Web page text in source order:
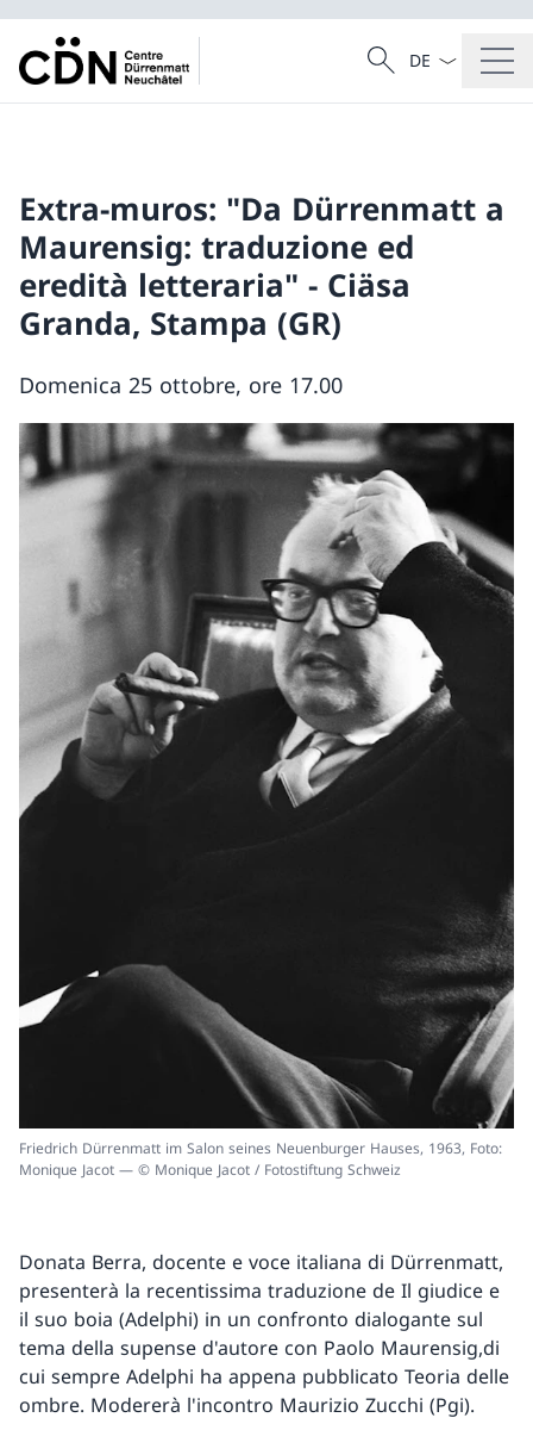
Recherche
Recherche
La langue
Extra-muros: "Da Dürrenmatt a
Maurensig: traduzione ed
eredità letteraria" - Ciäsa
Granda, Stampa (GR)
Domenica 25 ottobre, ore 17.00
Friedrich Dürrenmatt im Salon seines Neuenburger Hauses, 1963, Foto:
Monique Jacot — © Monique Jacot / Fotostiftung Schweiz
Donata Berra, docente e voce italiana di Dürrenmatt,
presenterà la recentissima traduzione de Il giudice e
il suo boia (Adelphi) in un confronto dialogante sul
tema della supense d'autore con Paolo Maurensig,di
cui sempre Adelphi ha appena pubblicato Teoria delle
ombre. Modererà l'incontro Maurizio Zucchi (Pgi).